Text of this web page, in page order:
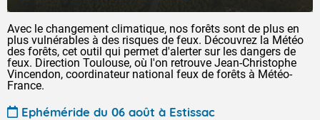
Avec le changement climatique, nos forêts sont de plus en
plus vulnérables à des risques de feux. Découvrez la Météo
des forêts, cet outil qui permet d'alerter sur les dangers de
feux. Direction Toulouse, où l'on retrouve Jean-Christophe
Vincendon, coordinateur national feux de forêts à Météo-
France.
Ephéméride du 06 août à Estissac